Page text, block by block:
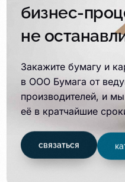
бизнес-
не
Закажите бумагу и
в ООО Бумага от
производителей, и
её в кратчайшие
связаться